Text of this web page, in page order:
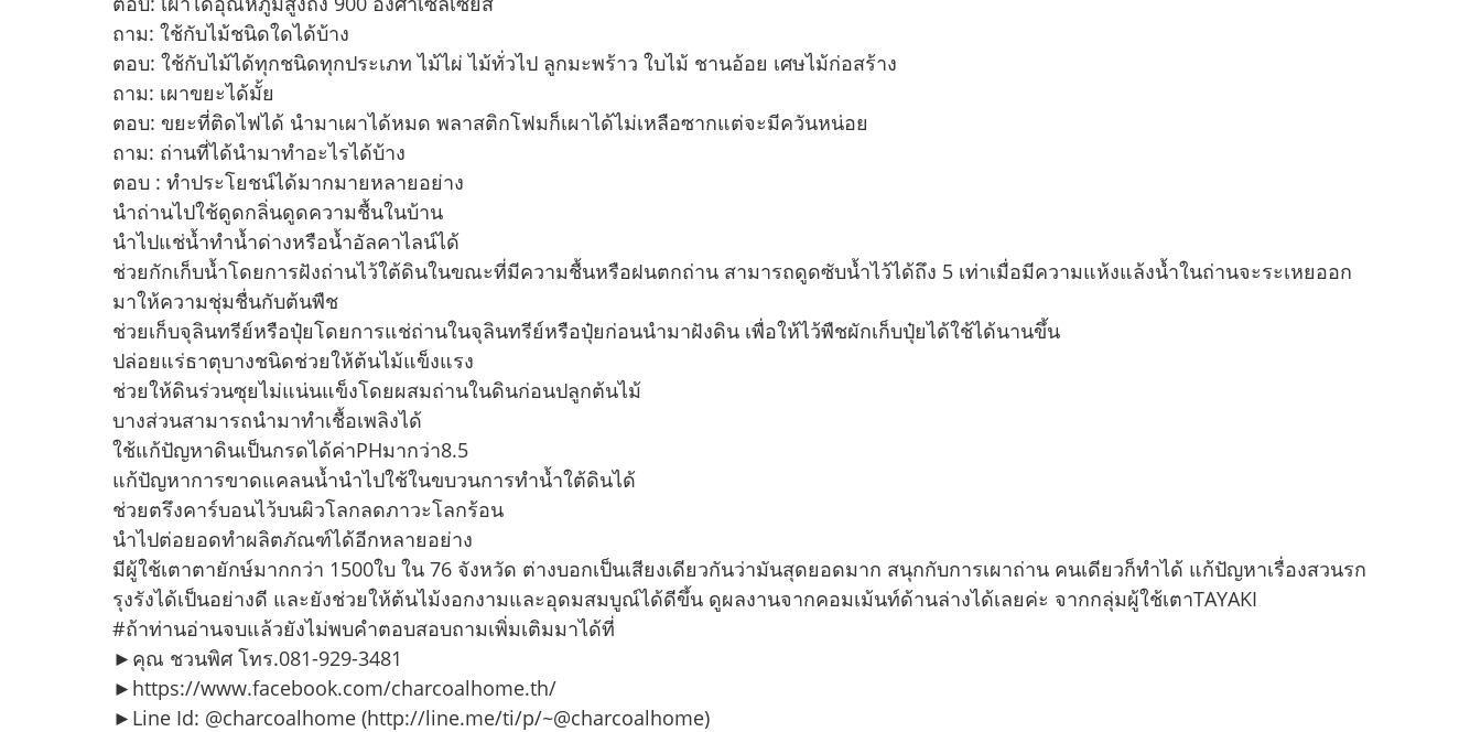
ถาม: ใช้กับไม้ชนิดใดได้บ้าง
ตอบ: ใช้กับไม้ได้ทุกชนิดทุกประเภท ไม้ไผ่ ไม้ทั่วไป ลูกมะพร้าว ใบไม้ ชานอ้อย เศษไม้ก่อสร้าง
ถาม: เผาขยะได้มั้ย
ตอบ: ขยะที่ติดไฟได้ นำมาเผาได้หมด พลาสติกโฟมก็เผาได้ไม่เหลือซากแต่จะมีควันหน่อย
ถาม: ถ่านที่ได้นำมาทำอะไรได้บ้าง
ตอบ : ทำประโยชน์ได้มากมายหลายอย่าง
นำถ่านไปใช้ดูดกลิ่นดูดความชื้นในบ้าน
นำไปแช่น้ำทำน้ำด่างหรือน้ำอัลคาไลน์ได้
ช่วยกักเก็บน้ำโดยการฝังถ่านไว้ใต้ดินในขณะที่มีความชื้นหรือฝนตกถ่าน สามารถดูดซับน้ำไว้ได้ถึง 5 เท่าเมื่อมีความแห้งแล้งน้ำในถ่านจะระเหยออก
มาให้ความชุ่มชื่นกับต้นพืช
ช่วยเก็บจุลินทรีย์หรือปุ๋ยโดยการแช่ถ่านในจุลินทรีย์หรือปุ๋ยก่อนนำมาฝังดิน เพื่อให้ไว้พืชผักเก็บปุ๋ยได้ใช้ได้นานขึ้น
ปล่อยแร่ธาตุบางชนิดช่วยให้ต้นไม้แข็งแรง
ช่วยให้ดินร่วนซุยไม่แน่นแข็งโดยผสมถ่านในดินก่อนปลูกต้นไม้
บางส่วนสามารถนำมาทำเชื้อเพลิงได้
ใช้แก้ปัญหาดินเป็นกรดได้ค่าPHมากว่า8.5
แก้ปัญหาการขาดแคลนน้ำนำไปใช้ในขบวนการทำน้ำใต้ดินได้
ช่วยตรึงคาร์บอนไว้บนผิวโลกลดภาวะโลกร้อน
นำไปต่อยอดทำผลิตภัณฑ์ได้อีกหลายอย่าง
มีผู้ใช้เตาตายักษ์มากกว่า 1500ใบ ใน 76 จังหวัด ต่างบอกเป็นเสียงเดียวกันว่ามันสุดยอดมาก สนุกกับการเผาถ่าน คนเดียวก็ทำได้ แก้ปัญหาเรื่องสวนรก
รุงรังได้เป็นอย่างดี และยังช่วยให้ต้นไม้งอกงามและอุดมสมบูณ์ได้ดีขึ้น ดูผลงานจากคอมเม้นท์ด้านล่างได้เลยค่ะ จากกลุ่มผู้ใช้เตาTAYAKI
#ถ้าท่านอ่านจบแล้วยังไม่พบคำตอบสอบถามเพิ่มเติมมาได้ที่
►คุณ ชวนพิศ โทร.081-929-3481
►https://www.facebook.com/charcoalhome.th/
►Line Id: @charcoalhome (http://line.me/ti/p/~@charcoalhome)